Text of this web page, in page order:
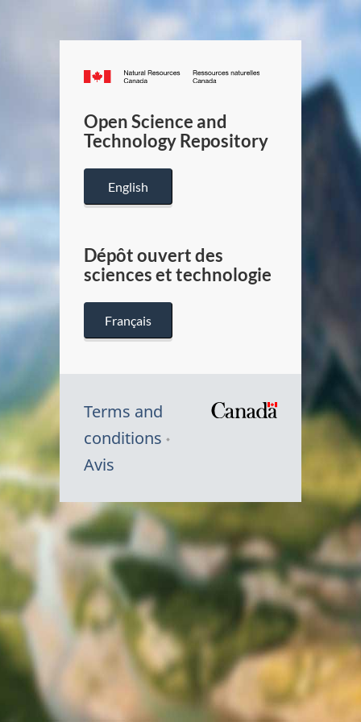
Canada.ca
/
Canada
Open Science and
Technology Repository
English
Dépôt ouvert des
sciences et technologie
Français
Terms and
conditions
Avis
Canada